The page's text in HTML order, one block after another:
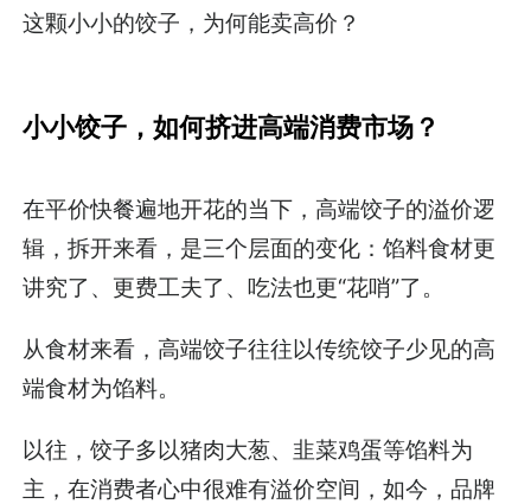
这颗小小的饺子，为何能卖高价？
小小饺子，如何挤进高端消费市场？
在平价快餐遍地开花的当下，高端饺子的溢价逻
辑，拆开来看，是三个层面的变化：馅料食材更
讲究了、更费工夫了、吃法也更“花哨”了。
从食材来看，高端饺子往往以传统饺子少见的高
端食材为馅料。
以往，饺子多以猪肉大葱、韭菜鸡蛋等馅料为
主，在消费者心中很难有溢价空间，如今，品牌